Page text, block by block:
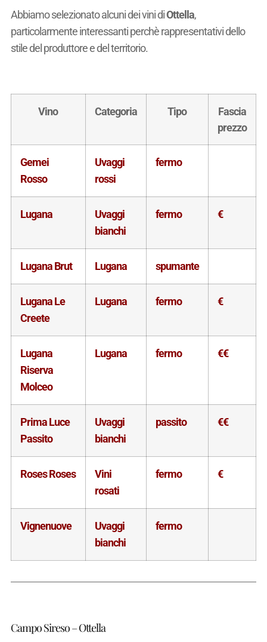
Abbiamo selezionato alcuni dei vini diOttella,
particolarmente interessanti perchè rappresentativi dello
stile del produttore e del territorio.
Vino Categoria Tipo
Fascia
prezzo
Gemei
Rosso
Uvaggi
rossi
fermo
Lugana
Uvaggi
bianchi
fermo €
Lugana Brut Lugana spumante
Lugana Le
Creete
Lugana fermo €
Lugana
Riserva
Molceo
Lugana fermo €€
Prima Luce
Passito
Uvaggi
bianchi
passito €€
Roses Roses
Vini
rosati
fermo €
Vignenuove
Uvaggi
bianchi
fermo
Campo Sireso – Ottella